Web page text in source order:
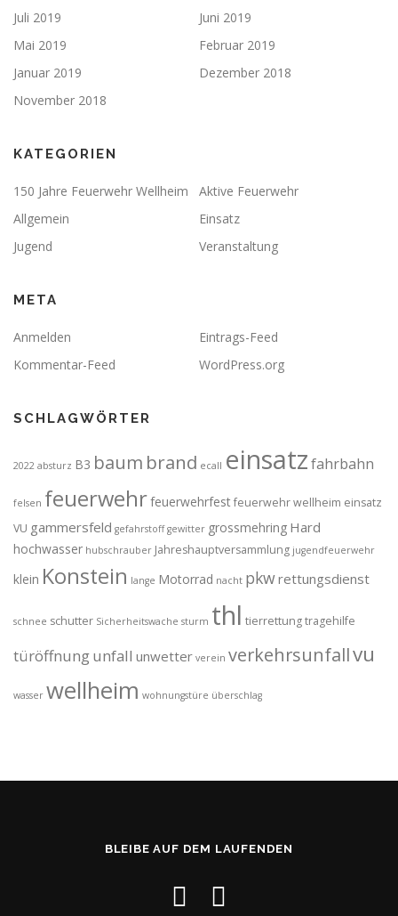
Juli 2019
Juni 2019
Mai 2019
Februar 2019
Januar 2019
Dezember 2018
November 2018
KATEGORIEN
150 Jahre Feuerwehr Wellheim
Aktive Feuerwehr
Allgemein
Einsatz
Jugend
Veranstaltung
META
Anmelden
Eintrags-Feed
Kommentar-Feed
WordPress.org
SCHLAGWÖRTER
2022 absturz B3 baum brand ecall einsatzfahrbahn
felsen feuerwehrfeuerwehrfest feuerwehr wellheim einsatz
VU gammersfeld gefahrstoff gewitter grossmehring Hard
hochwasser hubschrauber Jahreshauptversammlung jugendfeuerwehr
klein Konstein lange Motorrad nacht pkwrettungsdienst
schnee schutter Sicherheitswache sturm thl tierrettungtragehilfe
türöffnungunfall unwetter verein verkehrsunfallvu
wasser wellheim wohnungstüre überschlag
BLEIBE AUF DEM LAUFENDEN